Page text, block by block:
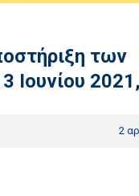
των
Ιουνίου
2